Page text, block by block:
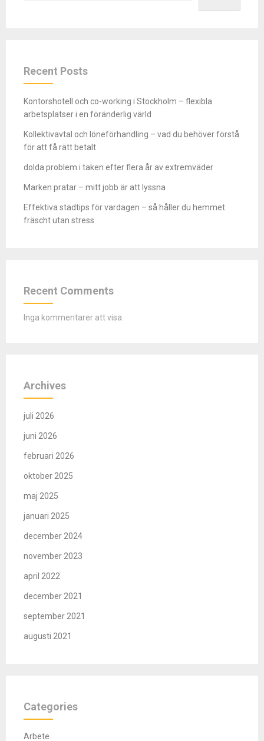
Recent Posts
Kontorshotell och co-working i Stockholm – flexibla
arbetsplatser i en föränderlig värld
Kollektivavtal och löneförhandling – vad du behöver förstå
för att få rätt betalt
dolda problem i taken efter flera år av extremväder
Marken pratar – mitt jobb är att lyssna
Effektiva städtips för vardagen – så håller du hemmet
fräscht utan stress
Recent Comments
Inga kommentarer att visa.
Archives
juli 2026
juni 2026
februari 2026
oktober 2025
maj 2025
januari 2025
december 2024
november 2023
april 2022
december 2021
september 2021
augusti 2021
Categories
Arbete